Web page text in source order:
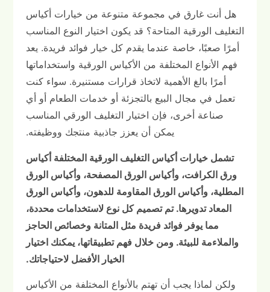
هل أنت غارق في مجموعة متنوعة من خيارات أكياس
التغليف الورقية المتاحة؟ قد يكون اختيار النوع المناسب
أمرًا صعبًا، خاصة عندما يقدم كل خيار فوائد فريدة. يعد
فهم الأنواع المختلفة من الأكياس الورقية واستخداماتها
أمرًا بالغ الأهمية لاتخاذ قرارات مستنيرة. سواء كنت
تعمل في مجال البيع بالتجزئة أو خدمات الطعام أو أي
صناعة أخرى، فإن اختيار التغليف الورقي المناسب
يمكن أن يعزز جاذبية منتجك ووظيفته.
تشمل خيارات أكياس التغليف الورقية المختلفة أكياس
ورق الكرافت، وأكياس الورق المصفحة، وأكياس الورق
المطلية، وأكياس الورق المقاومة للدهون، وأكياس الورق
المعاد تدويرها. تم تصميم كل نوع لاستخدامات محددة،
مما يوفر فوائد فريدة مثل المتانة وخصائص الحاجز
والملاءمة للبيئة. ومن خلال فهم تطبيقاتها، يمكنك اختيار
الخيار الأفضل لاحتياجاتك.
ولكن لماذا يجب أن تهتم بالأنواع المختلفة من الأكياس